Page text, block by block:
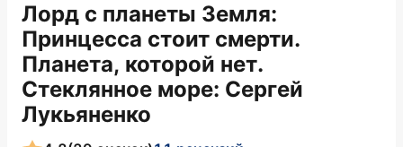
Лорд с планеты Земля:
Принцесса стоит смерти.
Планета, которой нет.
Стеклянное море: Сергей
Лукьяненко